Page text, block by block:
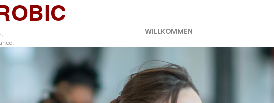
WILLKOMMEN